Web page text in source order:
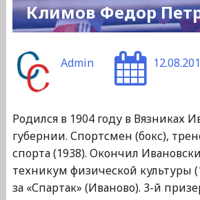
Климов Федор
Admin
Родился в 1904 году в Вязниках
губернии. Спортсмен (бокс),
спорта (1938). Окончил
техникум физической культуры
за «Спартак» (Иваново). 3-й